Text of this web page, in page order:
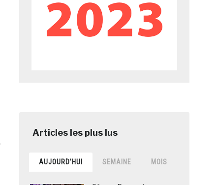
AUJOURD’HUI SEMAINE MOIS